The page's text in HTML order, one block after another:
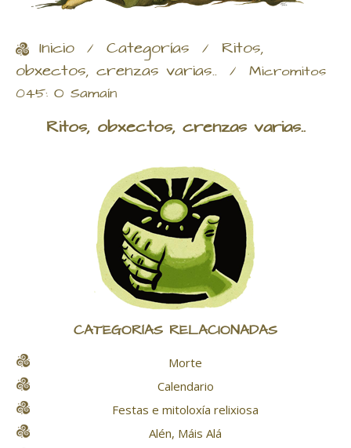
Inicio / Categorías / Ritos,
obxectos, crenzas varias.. / Micromitos
045: O Samaín
Ritos, obxectos, crenzas varias..
CATEGORÍAS RELACIONADAS
Morte
Calendario
Festas e mitoloxía relixiosa
Alén, Máis Alá